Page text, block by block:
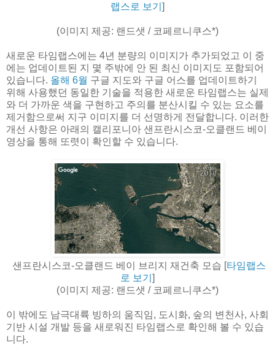
랩스로 보기 ]
(이미지 제공: 랜드샛 / 코페르니쿠스*)
새로운 타임랩스에는 4년 분량의 이미지가 추가되었고 이 중
에는 업데이트된 지 몇 주밖에 안 된 최신 이미지도 포함되어
있습니다. 올해 6월 구글 지도와 구글 어스를 업데이트하기
위해 사용했던 동일한 기술을 적용한 새로운 타임랩스는 실제
와 더 가까운 색을 구현하고 주의를 분산시킬 수 있는 요소를
제거함으로써 지구 이미지를 더 선명하게 전달합니다. 이러한
개선 사항은 아래의 캘리포니아 샌프란시스코-오클랜드 베이
영상을 통해 또렷이 확인할 수 있습니다.
샌프란시스코-오클랜드 베이 브리지 재건축 모습 [타임랩스
로 보기 ]
(이미지 제공: 랜드샛 / 코페르니쿠스*)
이 밖에도 남극대륙 빙하의 움직임, 도시화, 숲의 변천사, 사회
기반 시설 개발 등을 새로워진 타임랩스로 확인해 볼 수 있습
니다.